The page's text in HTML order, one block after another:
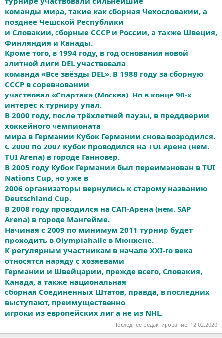
команды мира, такие как сборная Чехословакии, а
позднее Чешской Республики
и Словакии, сборные СССР и России, а также Швеция,
Финляндия и Канады.
Кроме того, в 1994 году, в год основания новой
элитной лиги DEL участвовала
команда «Все звёзды DEL». В 1988 году за сборную
СССР в соревновании
участвовал «Спартак» (Москва). Но в конце 90-х
интерес к турниру упал.
В 2000 году, после трёхлетней паузы, в преддверии
хоккейного чемпионата
мира в Германии Кубок Германии снова возродился.
C 2000 по 2007 Кубок проводился на TUI Арена (нем.
TUI Arena) в городе Ганновер.
В 2005 году Кубок Германии был переименован в TUI
Nations Cup, но уже в
2006 организаторы вернулись к старому названию
Deutschland Cup.
В 2008 году проводился на САП-Арена (нем. SAP
Arena) в городе Мангейме.
Начиная с 2009 по минимум 2011 турнир будет
проходить в Olympiahalle в Мюнхене.
К регулярным участникам в начале XXI-го века
относятся наряду с хозяевами
Германии и Швейцарии, прежде всего, Словакия,
Канада, а также национальная
сборная Соединенных Штатов, правда, в последних
выступают, преимущественно
игроки из европейских лиг а не из NHL.
Последнее редактирование: 12.02.2020